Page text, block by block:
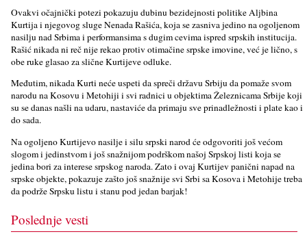
Ovakvi očajnički potezi pokazuju dubinu bezidejnosti politike Alјbina
Kurtija i njegovog sluge Nenada Rašića, koja se zasniva jedino na ogolјenom
nasilјu nad Srbima i performansima s dugim cevima ispred srpskih institucija.
Rašić nikada ni reč nije rekao protiv otimačine srpske imovine, već je lično, s
obe ruke glasao za slične Kurtijeve odluke.
Međutim, nikada Kurti neće uspeti da spreči državu Srbiju da pomaže svom
narodu na Kosovu i Metohiji i svi radnici u objektima Železnicama Srbije koji
su se danas našli na udaru, nastaviće da primaju sve prinadležnosti i plate kao i
do sada.
Na ogolјeno Kurtijevo nasilјe i silu srpski narod će odgovoriti još većom
slogom i jedinstvom i još snažnijom podrškom našoj Srpskoj listi koja se
jedina bori za interese srpskog naroda. Zato i ovaj Kurtijev panični napad na
srpske objekte, pokazuje zašto još snažnije svi Srbi sa Kosova i Metohije treba
da podrže Srpsku listu i stanu pod jedan barjak!
Poslednje vesti